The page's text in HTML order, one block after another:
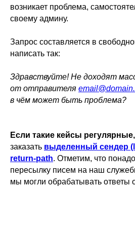
возникает проблема,
своему админу.
Запрос составляется в
написать так:
Здравствуйте! Не доходят
от отправителя
в чём может быть проблема?
Если такие кейсы регулярные,
заказать выделенный сендер
return-path. Отметим, что
пересылку писем на наш
мы могли обрабатывать ответы